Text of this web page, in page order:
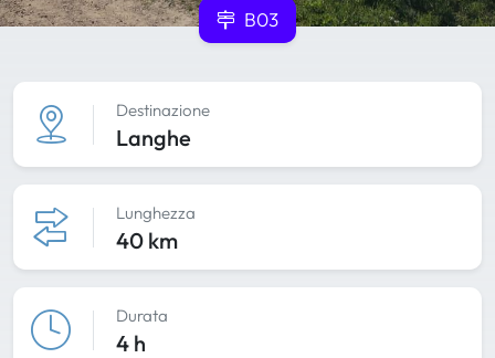
B03
Destinazione
Langhe
Lunghezza
40 km
Durata
4 h